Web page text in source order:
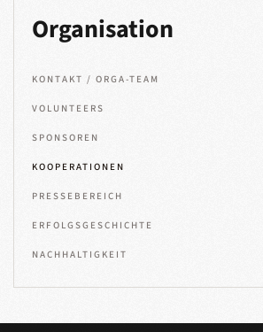
Organisation
KONTAKT / ORGA-TEAM
VOLUNTEERS
SPONSOREN
KOOPERATIONEN
PRESSEBEREICH
ERFOLGSGESCHICHTE
NACHHALTIGKEIT